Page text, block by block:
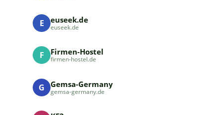
E euseek.de
euseek.de
F Firmen-Hostel
firmen-hostel.de
G Gemsa-Germany
gemsa-germany.de